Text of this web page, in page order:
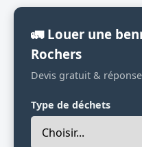
🚛 Louer une
Rochers
Devis gratuit &
Type de déchets